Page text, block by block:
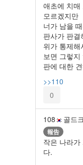
애초에 치매
모르겠지만
너가 남을
판사가 판
위가 통제
보면 그렇
판에 대한
>>110
0
108 골드
報告
작은 나라
다.